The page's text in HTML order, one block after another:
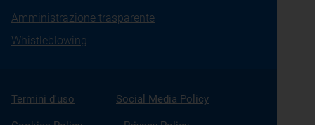
Amministrazione trasparente
Whistleblowing
Termini d'uso Social Media Policy